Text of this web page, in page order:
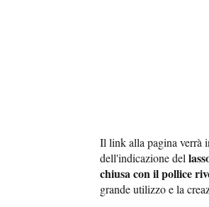
Il link alla pagina verrà
dell'indicazione del
chiusa con il pollice
grande utilizzo e la